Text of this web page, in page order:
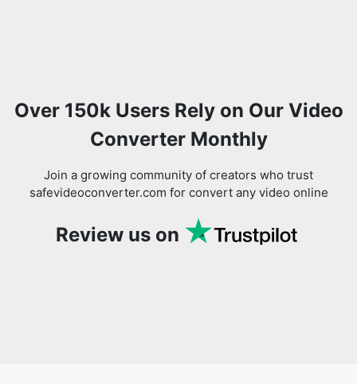
Over 150k Users Rely on Our Video
Converter Monthly
Join a growing community of creators who trust
safevideoconverter.com for convert any video online
Review us on